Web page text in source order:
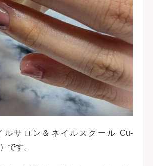
ルサロン＆ネイルスクール Cu-
です。